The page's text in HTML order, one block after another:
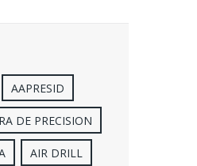
AAPRESID
DE PRECISION
AIR DRILL